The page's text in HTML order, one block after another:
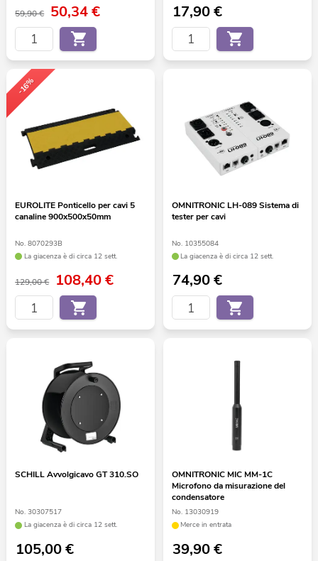
59,90 € 50,34€ 17,90€
-16%
EUROLITE Ponticello per cavi 5
canaline 900x500x50mm
No. 8070293B
La giacenza è di circa 12 sett.
129,00 € 108,40€
OMNITRONIC LH-089 Sistema di
tester per cavi
No. 10355084
La giacenza è di circa 12 sett.
74,90€
SCHILL Avvolgicavo GT 310.SO
No. 30307517
La giacenza è di circa 12 sett.
105,00€
OMNITRONIC MIC MM-1C
Microfono da misurazione del
condensatore
No. 13030919
Merce in entrata
39,90€